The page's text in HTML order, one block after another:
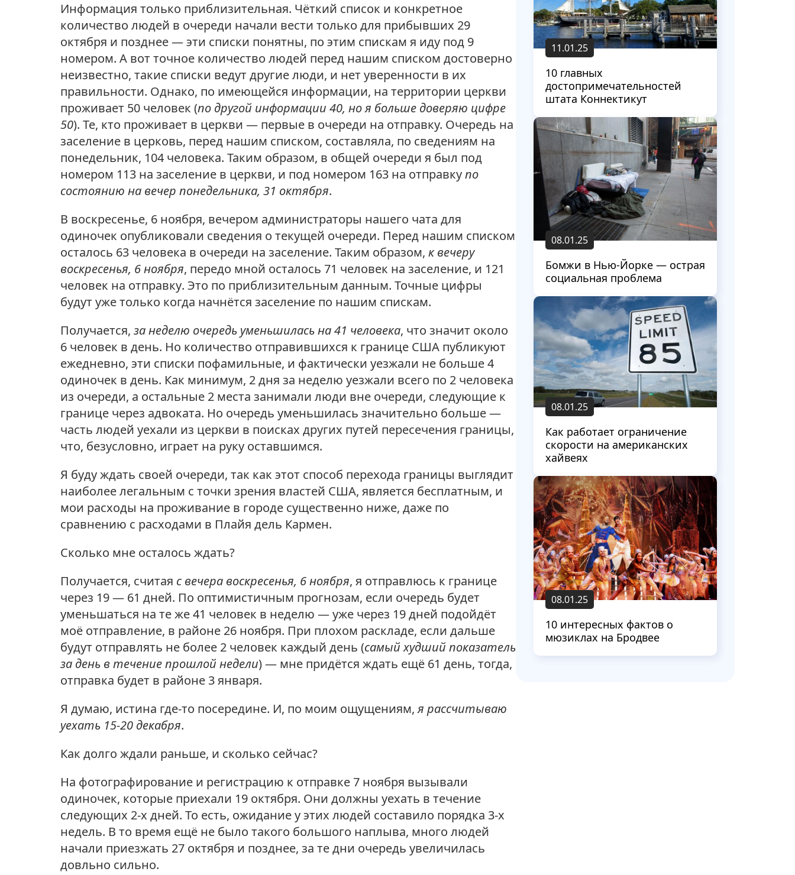
Информация только приблизительная. Чёткий список и конкретное
количество людей в очереди начали вести только для прибывших 29
октября и позднее — эти списки понятны, по этим спискам я иду под 9
номером. А вот точное количество людей перед нашим списком достоверно
неизвестно, такие списки ведут другие люди, и нет уверенности в их
правильности. Однако, по имеющейся информации, на территории церкви
проживает 50 человек (по другой информации 40, но я больше доверяю цифре
50). Те, кто проживает в церкви — первые в очереди на отправку. Очередь на
заселение в церковь, перед нашим списком, составляла, по сведениям на
понедельник, 104 человека. Таким образом, в общей очереди я был под
номером 113 на заселение в церкви, и под номером 163 на отправкупо
состоянию на вечер понедельника, 31 октября.
В воскресенье, 6 ноября, вечером администраторы нашего чата для
одиночек опубликовали сведения о текущей очереди. Перед нашим списком
осталось 63 человека в очереди на заселение. Таким образом, к вечеру
воскресенья, 6 ноября, передо мной осталось 71 человек на заселение, и 121
человек на отправку. Это по приблизительным данным. Точные цифры
будут уже только когда начнётся заселение по нашим спискам.
Получается, за неделю очередь уменьшилась на 41 человека, что значит около
6 человек в день. Но количество отправившихся к границе США публикуют
ежедневно, эти списки пофамильные, и фактически уезжали не больше 4
одиночек в день. Как минимум, 2 дня за неделю уезжали всего по 2 человека
из очереди, а остальные 2 места занимали люди вне очереди, следующие к
границе через адвоката. Но очередь уменьшилась значительно больше —
часть людей уехали из церкви в поисках других путей пересечения границы,
что, безусловно, играет на руку оставшимся.
Я буду ждать своей очереди, так как этот способ перехода границы выглядит
наиболее легальным с точки зрения властей США, является бесплатным, и
мои расходы на проживание в городе существенно ниже, даже по
сравнению с расходами в Плайя дель Кармен.
Сколько мне осталось ждать?
Получается, считая с вечера воскресенья, 6 ноября, я отправлюсь к границе
через 19 — 61 дней. По оптимистичным прогнозам, если очередь будет
уменьшаться на те же 41 человек в неделю — уже через 19 дней подойдёт
моё отправление, в районе 26 ноября. При плохом раскладе, если дальше
будут отправлять не более 2 человек каждый день (самый худший показатель
за день в течение прошлой недели) — мне придётся ждать ещё 61 день, тогда,
отправка будет в районе 3 января.
Я думаю, истина где-то посередине. И, по моим ощущениям,я рассчитываю
уехать 15-20 декабря.
Как долго ждали раньше, и сколько сейчас?
На фотографирование и регистрацию к отправке 7 ноября вызывали
одиночек, которые приехали 19 октября. Они должны уехать в течение
следующих 2-х дней. То есть, ожидание у этих людей составило порядка 3-х
недель. В то время ещё не было такого большого наплыва, много людей
начали приезжать 27 октября и позднее, за те дни очередь увеличилась
довльно сильно.
11.01.25
10 главных
достопримечательностей
штата Коннектикут
08.01.25
Бомжи в Нью-Йорке — острая
социальная проблема
08.01.25
Как работает ограничение
скорости на американских
хайвеях
08.01.25
10 интересных фактов о
мюзиклах на Бродвее